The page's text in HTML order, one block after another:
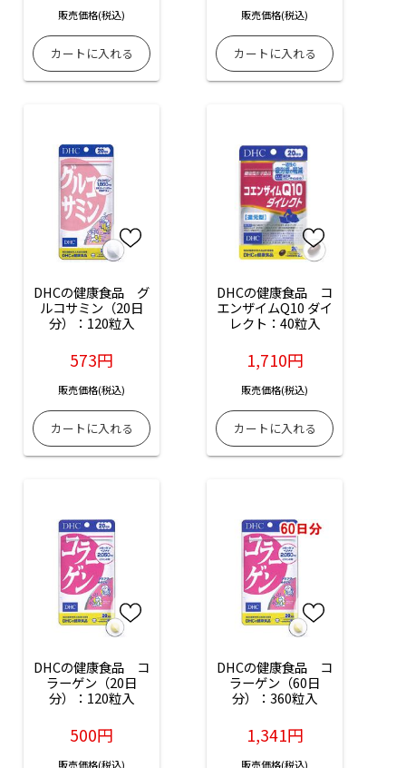
販売価格(税込) 販売価格(税込)
DHCの健康食品　グ
ルコサミン（20日
分）：120粒入
573円
販売価格(税込)
DHCの健康食品　コ
エンザイムQ10 ダイ
レクト：40粒入
1,710円
販売価格(税込)
DHCの健康食品　コ
ラーゲン（20日
分）：120粒入
500円
販売価格(税込)
DHCの健康食品　コ
ラーゲン（60日
分）：360粒入
1,341円
販売価格(税込)